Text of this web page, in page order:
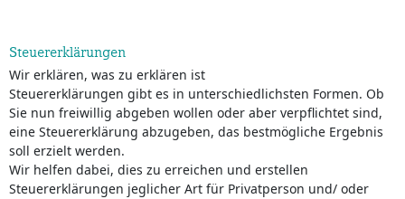
Steuererklärungen
Wir erklären, was zu erklären ist
Steuererklärungen gibt es in unterschiedlichsten Formen. Ob
Sie nun freiwillig abgeben wollen oder aber verpflichtet sind,
eine Steuererklärung abzugeben, das bestmögliche Ergebnis
soll erzielt werden.
Wir helfen dabei, dies zu erreichen und erstellen
Steuererklärungen jeglicher Art für Privatperson und/ oder